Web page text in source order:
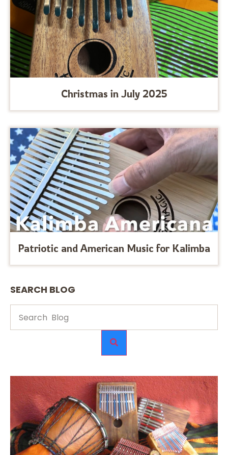
Christmas in July 2025
Patriotic and American Music for Kalimba
SEARCH BLOG